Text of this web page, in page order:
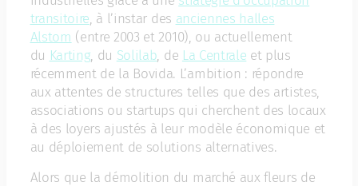
transitoire, à l’instar des anciennes halles
Alstom (entre 2003 et 2010), ou actuellement
du Karting, du Solilab, de La Centrale et plus
récemment de la Bovida. L’ambition : répondre
aux attentes de structures telles que des artistes,
associations ou startups qui cherchent des locaux
à des loyers ajustés à leur modèle économique et
au déploiement de solutions alternatives.
Alors que la démolition du marché aux fleurs de